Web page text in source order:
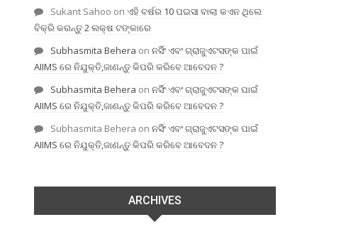
Sukant Sahoo on ଏହି ବର୍ଷର 10 ପଇସା ବାଲା କଏନ ଥିଲେ
ବିକ୍ରି କରନ୍ତୁ 2 ଲକ୍ଷ ଟଙ୍କାରେ
Subhasmita Behera on ନର୍ସିଂ ଏବଂ ଗ୍ରାଜୁଏଟସଙ୍କ ପାଇଁ
AIIMS ରେ ନିଯୁକ୍ତି,ଜାଣନ୍ତୁ କିପରି କରିବେ ଆବେଦନ ?
Subhasmita Behera on ନର୍ସିଂ ଏବଂ ଗ୍ରାଜୁଏଟସଙ୍କ ପାଇଁ
AIIMS ରେ ନିଯୁକ୍ତି,ଜାଣନ୍ତୁ କିପରି କରିବେ ଆବେଦନ ?
Subhasmita Behera on ନର୍ସିଂ ଏବଂ ଗ୍ରାଜୁଏଟସଙ୍କ ପାଇଁ
AIIMS ରେ ନିଯୁକ୍ତି,ଜାଣନ୍ତୁ କିପରି କରିବେ ଆବେଦନ ?
ARCHIVES